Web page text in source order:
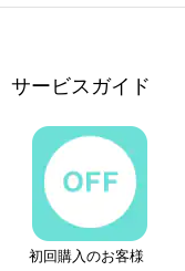
サービスガイド
初回購入のお客様